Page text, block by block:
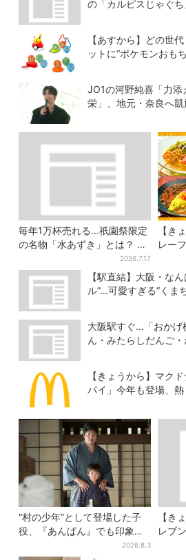
の「カルピスじゃぐ
【あすから】どの世
ットに“ポケモンおも
JO1の河野純喜「力
栄」、地元・奈良へ
毎年1万杯売れる…祇園祭限定
の名物「水あずき」とは？ 今
年も連日行列「行くたびに飲
んでる」
2026.7.17
【き
レー
ニュ
引キ
【駅直結】大阪・な
ル”…可愛すぎる“くま
大阪駅すぐ…「おかげ
ん・みたらしだんご
【きょうから】マク
パイ」今年も登場、
“村の少年”として登場した子
役、『あんぱん』でも印象的
だった…視聴者驚き「どうり
2026.8.3
【き
レブ
ル」